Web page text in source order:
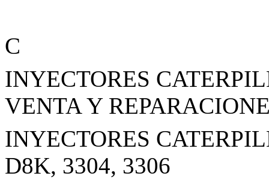
C
INYECTORES
VENTA Y
INYECTORES
D8K, 3304, 3306